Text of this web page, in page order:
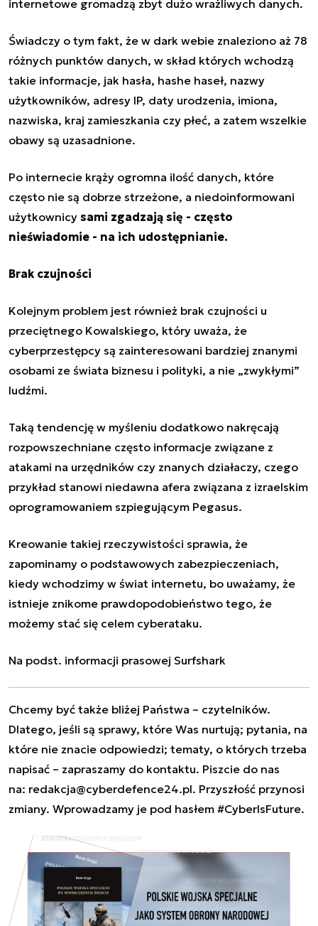
internetowe gromadzą zbyt dużo wrażliwych danych.
Świadczy o tym fakt, że w dark webie znaleziono aż 78
różnych punktów danych, w skład których wchodzą
takie informacje, jak hasła, hashe haseł, nazwy
użytkowników, adresy IP, daty urodzenia, imiona,
nazwiska, kraj zamieszkania czy płeć, a zatem wszelkie
obawy są uzasadnione.
Po internecie krąży ogromna ilość danych, które
często nie są dobrze strzeżone, a niedoinformowani
użytkownicy sami zgadzają się - często
nieświadomie - na ich udostępnianie.
Brak czujności
Kolejnym problem jest również brak czujności u
przeciętnego Kowalskiego, który uważa, że
cyberprzestępcy są zainteresowani bardziej znanymi
osobami ze świata biznesu i polityki, a nie „zwykłymi”
ludźmi.
Taką tendencję w myśleniu dodatkowo nakręcają
rozpowszechniane często informacje związane z
atakami na urzędników czy znanych działaczy, czego
przykład stanowi niedawna afera związana z izraelskim
oprogramowaniem szpiegującym Pegasus.
Kreowanie takiej rzeczywistości sprawia, że
zapominamy o podstawowych zabezpieczeniach,
kiedy wchodzimy w świat internetu, bo uważamy, że
istnieje znikome prawdopodobieństwo tego, że
możemy stać się celem cyberataku.
Na podst. informacji prasowej Surfshark
Chcemy być także bliżej Państwa – czytelników.
Dlatego, jeśli są sprawy, które Was nurtują; pytania, na
które nie znacie odpowiedzi; tematy, o których trzeba
napisać – zapraszamy do kontaktu. Piszcie do nas
na: redakcja@cyberdefence24.pl. Przyszłość przynosi
zmiany. Wprowadzamy je pod hasłem #CyberIsFuture.